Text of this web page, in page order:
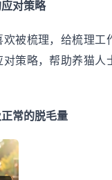
对策略
被梳理，给梳理工
策略，帮助养猫人
常的脱毛量